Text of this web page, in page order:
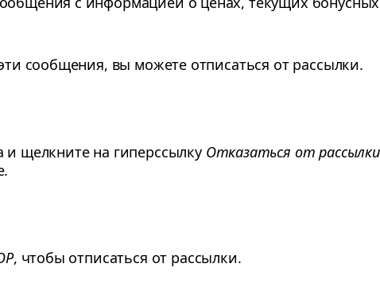
сообщения, вы можете отписаться от рассылки.
щелкните на гиперссылку Отказаться от рассылки
, чтобы отписаться от рассылки.